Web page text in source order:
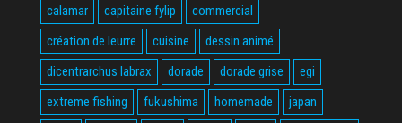
calamar
capitaine fylip
commercial
création de leurre
cuisine
dessin animé
dicentrarchus labrax
dorade dorade grise
egi
extreme fishing
fukushima homemade
japan